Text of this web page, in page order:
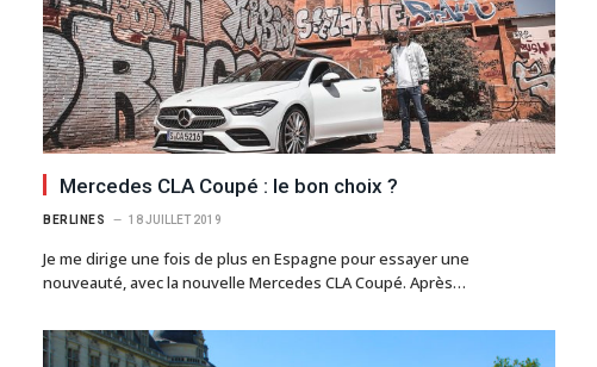
Mercedes CLA Coupé : le bon choix ?
BERLINES 18 JUILLET 2019
Je me dirige une fois de plus en Espagne pour essayer une
nouveauté, avec la nouvelle Mercedes CLA Coupé. Après…